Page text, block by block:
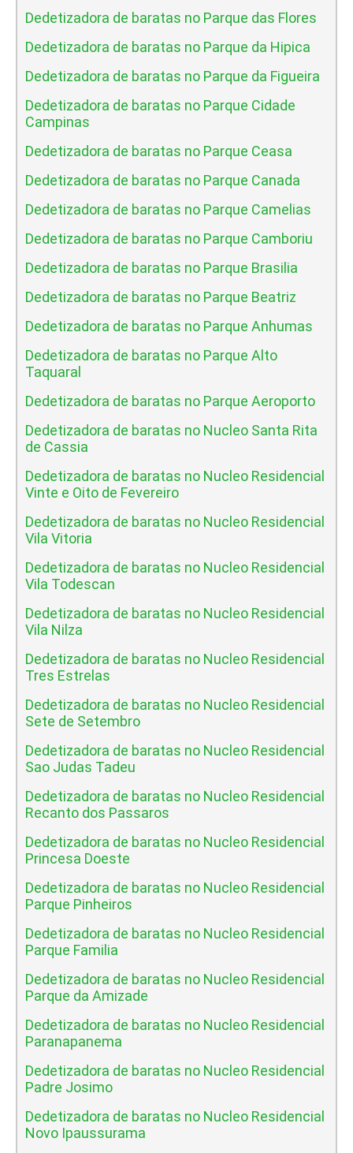
Dedetizadora de baratas no Parque das Flores
Dedetizadora de baratas no Parque da Hipica
Dedetizadora de baratas no Parque da Figueira
Dedetizadora de baratas no Parque Cidade
Campinas
Dedetizadora de baratas no Parque Ceasa
Dedetizadora de baratas no Parque Canada
Dedetizadora de baratas no Parque Camelias
Dedetizadora de baratas no Parque Camboriu
Dedetizadora de baratas no Parque Brasilia
Dedetizadora de baratas no Parque Beatriz
Dedetizadora de baratas no Parque Anhumas
Dedetizadora de baratas no Parque Alto
Taquaral
Dedetizadora de baratas no Parque Aeroporto
Dedetizadora de baratas no Nucleo Santa Rita
de Cassia
Dedetizadora de baratas no Nucleo Residencial
Vinte e Oito de Fevereiro
Dedetizadora de baratas no Nucleo Residencial
Vila Vitoria
Dedetizadora de baratas no Nucleo Residencial
Vila Todescan
Dedetizadora de baratas no Nucleo Residencial
Vila Nilza
Dedetizadora de baratas no Nucleo Residencial
Tres Estrelas
Dedetizadora de baratas no Nucleo Residencial
Sete de Setembro
Dedetizadora de baratas no Nucleo Residencial
Sao Judas Tadeu
Dedetizadora de baratas no Nucleo Residencial
Recanto dos Passaros
Dedetizadora de baratas no Nucleo Residencial
Princesa Doeste
Dedetizadora de baratas no Nucleo Residencial
Parque Pinheiros
Dedetizadora de baratas no Nucleo Residencial
Parque Familia
Dedetizadora de baratas no Nucleo Residencial
Parque da Amizade
Dedetizadora de baratas no Nucleo Residencial
Paranapanema
Dedetizadora de baratas no Nucleo Residencial
Padre Josimo
Dedetizadora de baratas no Nucleo Residencial
Novo Ipaussurama